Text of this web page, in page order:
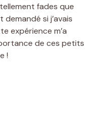
fades que
si j’avais
expérience m’a
de ces petits
!